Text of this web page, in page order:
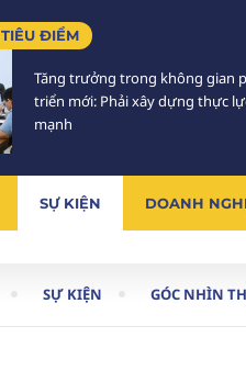
TIÊU ĐIỂM
Tăng trưởng trong không gian
triển mới: Phải xây dựng thực
mạnh
SỰ KIỆN DOANH
SỰ KIỆN GÓC NHÌN